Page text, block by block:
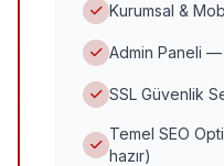
Kurumsal &
Admin Paneli —
SSL Güvenlik
Temel SEO
hazır)